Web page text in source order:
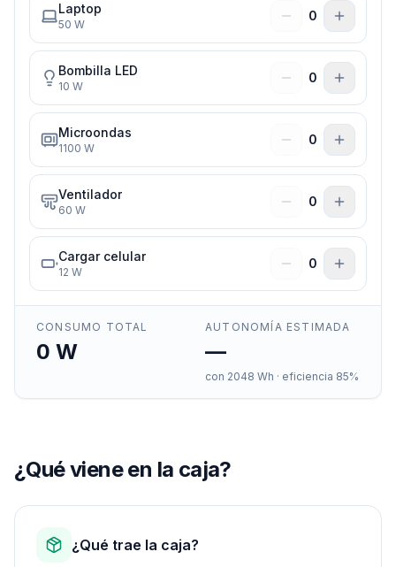
Laptop
50 W
0
Bombilla LED
10 W
0
Microondas
1100 W
0
Ventilador
60 W
0
Cargar celular
12 W
0
CONSUMO TOTAL
0 W
AUTONOMÍA ESTIMADA
—
con 2048 Wh · eficiencia 85%
¿Qué viene en la caja?
¿Qué trae la caja?